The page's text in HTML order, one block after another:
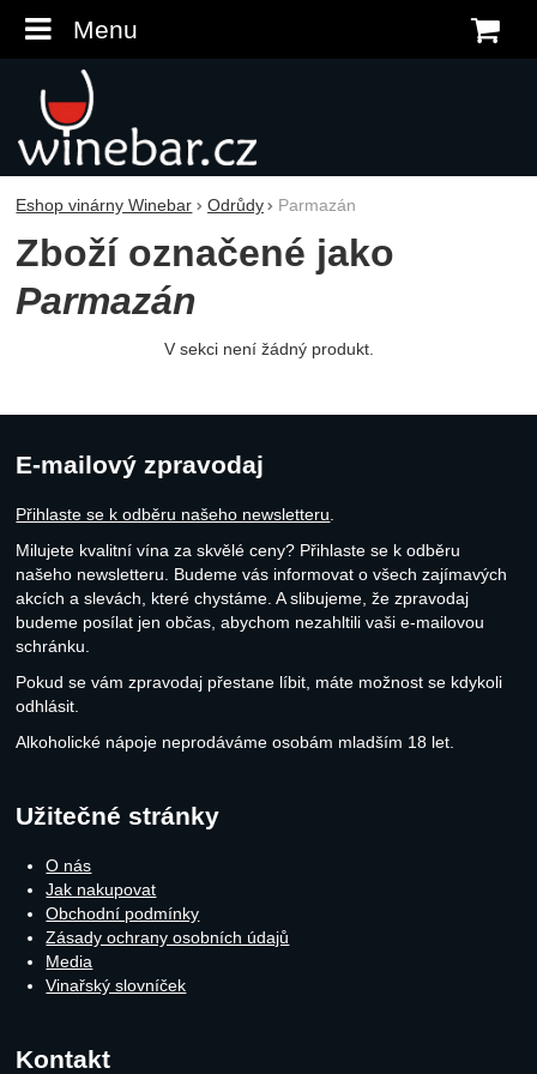
Menu
Eshop vinárny Winebar Odrůdy Parmazán
Zboží označené jako
Parmazán
V sekci není žádný produkt.
E-mailový zpravodaj
Přihlaste se k odběru našeho newsletteru
Milujete kvalitní vína za skvělé ceny? Přihlaste se k odběru
našeho newsletteru. Budeme vás informovat o všech zajímavých
akcích a slevách, které chystáme. A slibujeme, že zpravodaj
budeme posílat jen občas, abychom nezahltili vaši e-mailovou
schránku.
Pokud se vám zpravodaj přestane líbit, máte možnost se kdykoli
odhlásit.
Alkoholické nápoje neprodáváme osobám mladším 18 let.
Užitečné stránky
O nás
Jak nakupovat
Obchodní podmínky
Zásady ochrany osobních údajů
Media
Vinařský slovníček
Kontakt